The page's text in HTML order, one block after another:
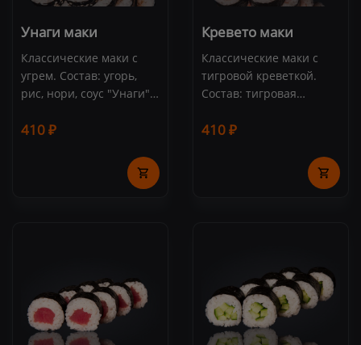
Унаги маки
Классические маки с
угрем. Состав: угорь,
рис, нори, соус "Унаги",
410 ₽
Кревето маки
Классические маки с
тигровой креветкой.
Состав: тигровая
шт.)
410 ₽